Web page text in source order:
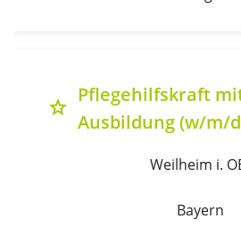
grade
Pflegehilfskraft
Ausbildung (w/m/
Weilheim i.
Bayern